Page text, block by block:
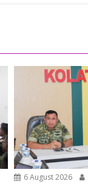
6 August 2026